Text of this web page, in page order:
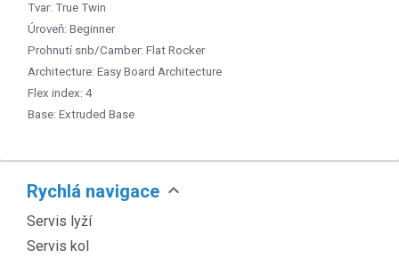
Tvar: True Twin
Úroveň: Beginner
Prohnutí snb/Camber: Flat Rocker
Architecture: Easy Board Architecture
Flex index: 4
Base: Extruded Base
Rychlá navigace expand_more
Servis lyží
Servis kol